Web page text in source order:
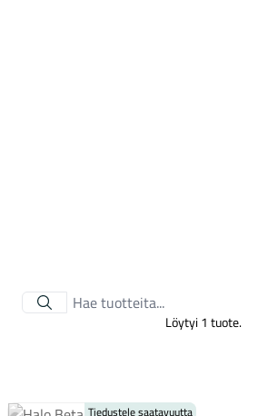
Löytyi 1 tuote.